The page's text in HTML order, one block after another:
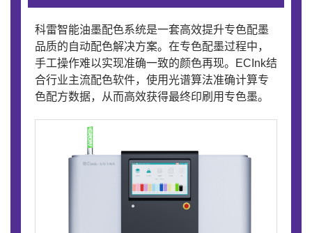
科雷智能油墨配色系统是一套高效提升专色配墨
品质的自动配色解决方案。在专色配墨过程中，
手工操作难以实现准确一致的颜色再现。ECInk结
合行业主流配色软件，使用光谱算法准确计算专
色配方数据，从而高效获得最终印刷用专色墨。